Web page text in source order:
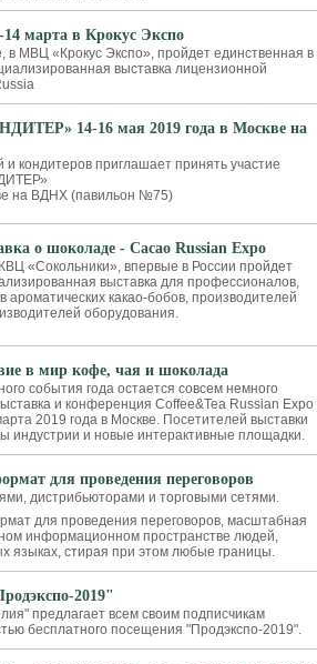
марта в Крокус Экспо
в МВЦ «Крокус Экспо», пройдет единственная в
выставка лицензионной
14-16 мая 2019 года в Москве на
и кондитеров приглашает принять участие
на ВДНХ (павильон №75)
о шоколаде - Cacao Russian Expo
«Сокольники», впервые в России пройдет
выставка для профессионалов,
какао-бобов, производителей
оборудования.
в мир кофе, чая и шоколада
события года остается совсем немного
и конференция Coffee&Tea Russian Expo
2019 года в Москве. Посетителей выставки
индустрии и новые интерактивные площадки.
для проведения переговоров
дистрибьюторами и торговыми сетями.
для проведения переговоров, масштабная
информационном пространстве людей,
языках, стирая при этом любые границы.
2019"
предлагает всем своим подписчикам
бесплатного посещения "Продэкспо-2019".